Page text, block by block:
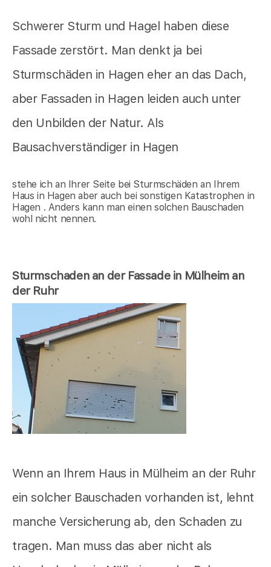
Schwerer Sturm und Hagel haben diese
Fassade zerstört. Man denkt ja bei
Sturmschäden in Hagen eher an das Dach,
aber Fassaden in Hagen leiden auch unter
den Unbilden der Natur. Als
Bausachverständiger in Hagen
stehe ich an Ihrer Seite bei Sturmschäden an Ihrem
Haus in Hagen aber auch bei sonstigen Katastrophen in
Hagen . Anders kann man einen solchen Bauschaden
wohl nicht nennen.
Sturmschaden an der Fassade in Mülheim an
der Ruhr
Wenn an Ihrem Haus in Mülheim an der Ruhr
ein solcher Bauschaden vorhanden ist, lehnt
manche Versicherung ab, den Schaden zu
tragen. Man muss das aber nicht als